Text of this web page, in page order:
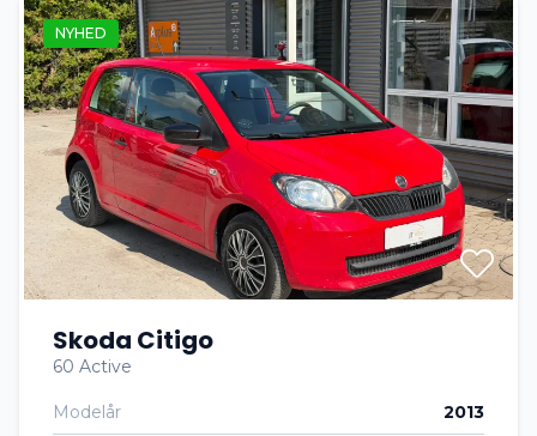
NYHED
Skoda Citigo
60 Active
Modelår 2013